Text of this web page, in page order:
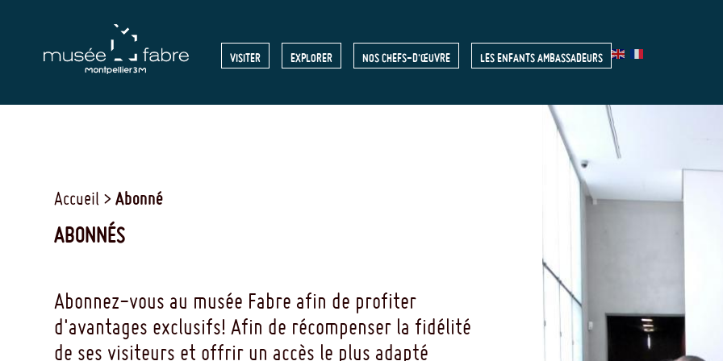
contenu
MENU
HEADER
VISITER EXPLORER NOS CHEFS-D'ŒUVRE LES ENFANTS AMBASSADEURS
Accueil Abonné
ABONNÉS
Abonnez-vous au musée Fabre afin de profiter
d'avantages exclusifs! Afin de récompenser la fidélité
de ses visiteurs et offrir un accès le plus adapté